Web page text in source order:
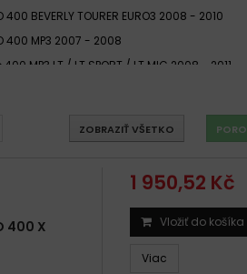
400 BEVERLY TOURER EURO3 2008 - 2010
400 MP3 2007 - 2008
MP3 LT / LT SPORT / LT MIC 2008 - 2011
400 MP3 LT SPORT 2009 - 2010
400 MP3 MIC 2008 - 2009
400 TOURER i.e. / X8 i.e. 2006 - 2008
400 X-EVO i.e. 2007 - 2011
ZOBRAZIŤ VŠETKO
400 X
1 950,52 Kč
Vložiť do košíka
Viac